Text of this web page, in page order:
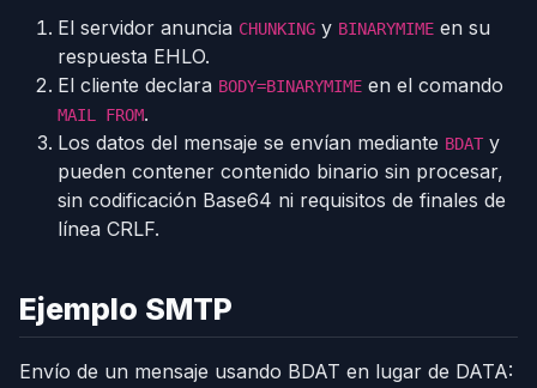
El servidor anuncia CHUNKING y BINARYMIME en su
respuesta EHLO.
El cliente declara BODY=BINARYMIME en el comando
MAIL FROM.
Los datos del mensaje se envían mediante BDAT y
pueden contener contenido binario sin procesar,
sin codificación Base64 ni requisitos de finales de
línea CRLF.
Ejemplo SMTP
Envío de un mensaje usando BDAT en lugar de DATA: